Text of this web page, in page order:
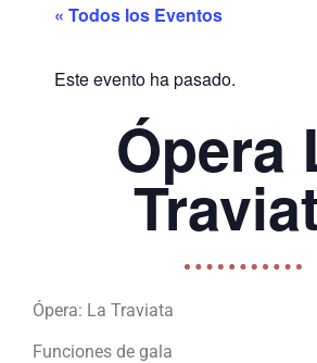
« Todos los Eventos
Este evento ha pasado.
Ópera
Ópera: La Traviata
Funciones de gala